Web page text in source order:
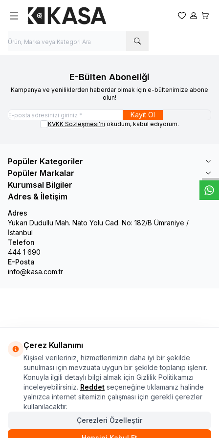
W
h
t
s
a
p
p
D
e
s
e
H
a
t
t
Favorilerim
Hesabım
E-Bülten Aboneliği
Kampanya ve yeniliklerden haberdar olmak için e-bültenimize abone
olun!
Kayıt Ol
KVKK Sözleşmesi'ni okudum, kabul ediyorum.
Popüler Kategoriler
Popüler Markalar
Kurumsal Bilgiler
Adres & İletişim
Adres
Yukarı Dudullu Mah. Nato Yolu Cad. No: 182/B Ümraniye /
İstanbul
Telefon
444 1 690
E-Posta
info@kasa.com.tr
Çerez Kullanımı
Kişisel verileriniz, hizmetlerimizin daha iyi bir şekilde
sunulması için mevzuata uygun bir şekilde toplanıp işlenir.
Konuyla ilgili detaylı bilgi almak için Gizlilik Politikamızı
inceleyebilirsiniz. Reddet seçeneğine tıklamanız halinde
yalnızca internet sitemizin çalışması için gerekli çerezler
kullanılacaktır.
Çerezleri Özelleştir